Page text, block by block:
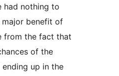
had nothing to
major benefit of
from the fact that
of the
up in the